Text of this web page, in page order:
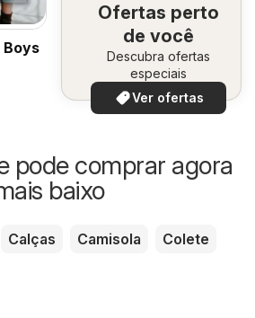
Boys
Ofertas perto
de você
Descubra ofertas
especiais
Ver ofertas
pode comprar agora
baixo
Calças Camisola
Colete